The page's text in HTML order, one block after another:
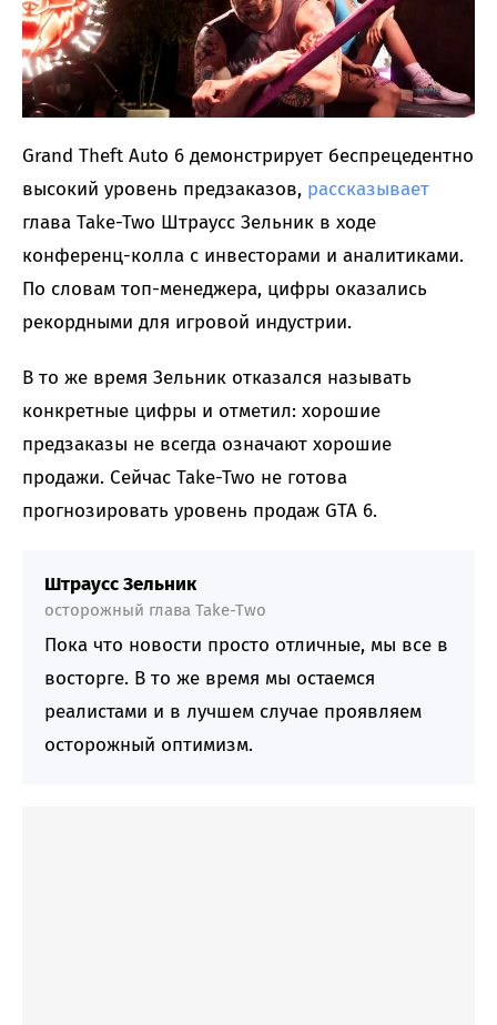
Grand Theft Auto 6 демонстрирует беспрецедентно
высокий уровень предзаказов, рассказывает
глава Take-Two Штраусс Зельник в ходе
конференц-колла с инвесторами и аналитиками.
По словам топ-менеджера, цифры оказались
рекордными для игровой индустрии.
В то же время Зельник отказался называть
конкретные цифры и отметил: хорошие
предзаказы не всегда означают хорошие
продажи. Сейчас Take-Two не готова
прогнозировать уровень продаж GTA 6.
Штраусс Зельник
осторожный глава Take-Two
Пока что новости просто отличные, мы все в
восторге. В то же время мы остаемся
реалистами и в лучшем случае проявляем
осторожный оптимизм.